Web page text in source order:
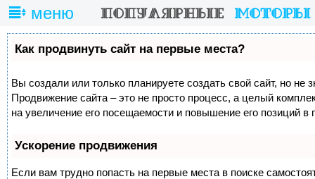
меню
Как продвинуть сайт на первые места?
Вы создали или только планируете создать свой сайт, но не
Продвижение сайта – это не просто процесс, а целый
на увеличение его посещаемости и повышение его позиций в
Ускорение продвижения
Если вам трудно попасть на первые места в поиске